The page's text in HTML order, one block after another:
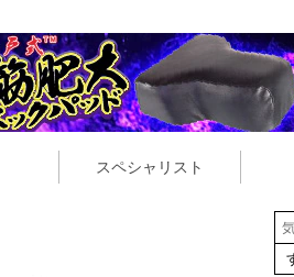
スペシャリスト